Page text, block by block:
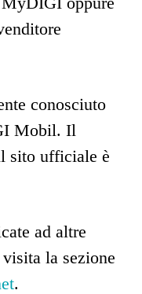
conosciuto
Mobil. Il
sito ufficiale è
ad altre
la sezione
.